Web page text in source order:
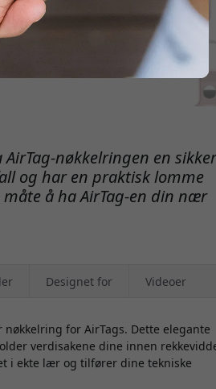
nøkkelringen en sikker
og har en praktisk lomme
å ha AirTag-en din nær
Designet for Videoer
for AirTags. Dette elegante
verdisakene dine innen
i ekte lær og tilfører dine tekniske